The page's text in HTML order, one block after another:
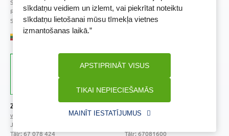
sīkdatņu veidiem un izlemt, vai piekrītat noteiktu
sīkdatņu lietošanai mūsu tīmekļa vietnes
izmantošanas laikā.”
TIKAI NEPIECIEŠAMĀS
APSTIPRINĀT VISUS
MAINĪT IESTATĪJUMUS
Sertificēta farmaceite: Jeļena Gončarova
Reģistrācijas Nr.: F-0834
Sertifikāta Nr.: 092.2020
Zāļu valsts aģentūra
www.zva.gov.lv
Jersikas iela 15, Rīga
Tālr: 67 078 424
www.vi.gov.lv
Tālr: 67081600